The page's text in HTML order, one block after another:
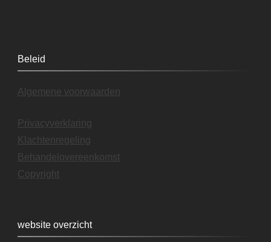
Beleid
Algemene voorwaarden
Privacyverklaring
Klachtenregeling
Behandelovereenkomst
Copyright
website overzicht